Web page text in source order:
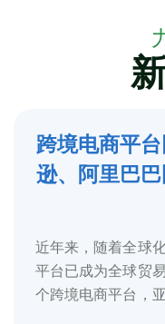
5
2025-3
跨境电商平
逊、阿里巴
近年来，随着全球
平台已成为全球贸
个跨境电商平台，